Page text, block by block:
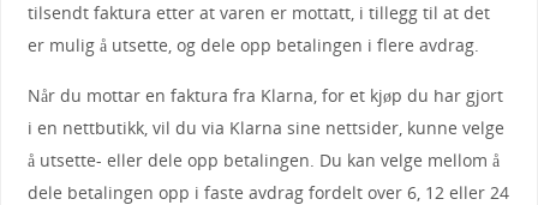
tilsendt faktura etter at varen er mottatt, i tillegg til at det
er mulig å utsette, og dele opp betalingen i flere avdrag.
Når du mottar en faktura fra Klarna, for et kjøp du har gjort
i en nettbutikk, vil du via Klarna sine nettsider, kunne velge
å utsette- eller dele opp betalingen. Du kan velge mellom å
dele betalingen opp i faste avdrag fordelt over 6, 12 eller 24